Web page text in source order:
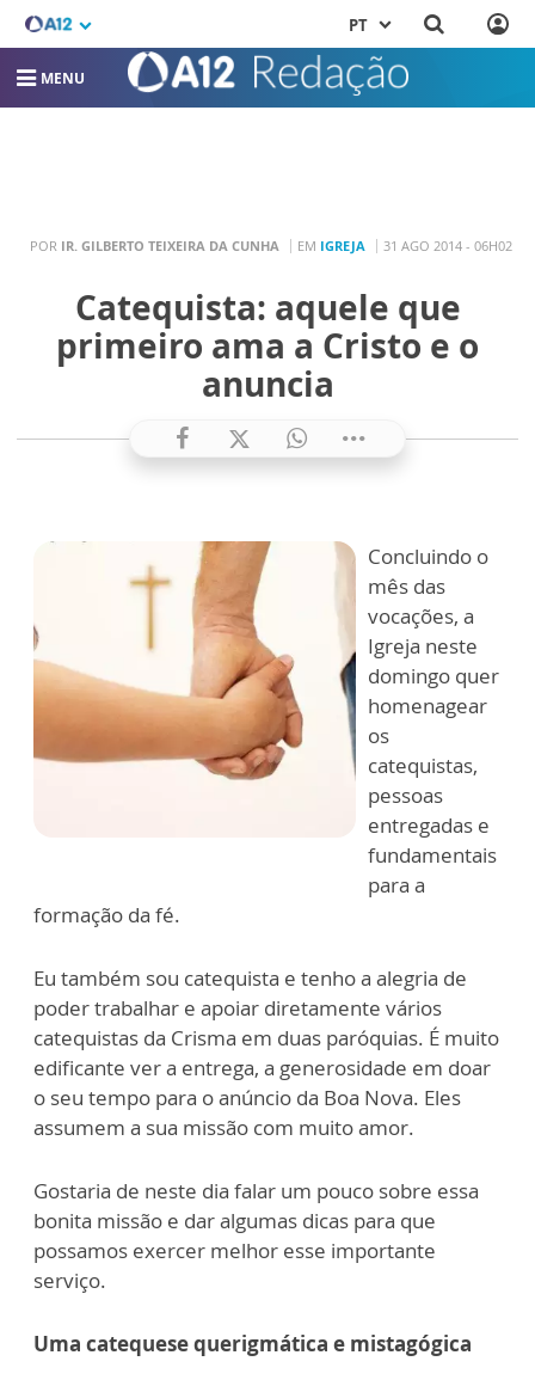
PT
MENU
POR IR. GILBERTO TEIXEIRA DA CUNHA EM IGREJA 31 AGO 2014 - 06H02
Catequista: aquele que
primeiro ama a Cristo e o
anuncia
Concluindo o
mês das
vocações, a
Igreja neste
domingo quer
homenagear
os
catequistas,
pessoas
entregadas e
fundamentais
para a
formação da fé.
Eu também sou catequista e tenho a alegria de
poder trabalhar e apoiar diretamente vários
catequistas da Crisma em duas paróquias. É muito
edificante ver a entrega, a generosidade em doar
o seu tempo para o anúncio da Boa Nova. Eles
assumem a sua missão com muito amor.
Gostaria de neste dia falar um pouco sobre essa
bonita missão e dar algumas dicas para que
possamos exercer melhor esse importante
serviço.
Uma catequese querigmática e mistagógica